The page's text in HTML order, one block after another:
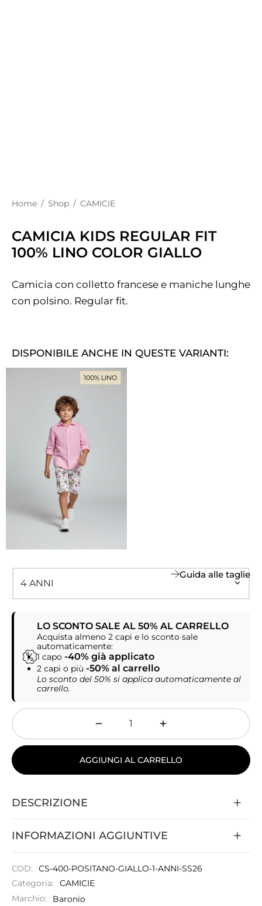
Home / Shop / CAMICIE
CAMICIA KIDS REGULAR FIT
100% LINO COLOR GIALLO
Camicia con colletto francese e maniche lunghe
con polsino. Regular fit.
DISPONIBILE ANCHE IN QUESTE VARIANTI:
100% LINO
Guida alle taglie
LO SCONTO SALE AL 50% AL CARRELLO
Acquista almeno 2 capi e lo sconto sale
automaticamente:
1 capo -40% già applicato
2 capi o più -50% al carrello
Lo sconto del 50% si applica automaticamente al
carrello.
AGGIUNGI AL CARRELLO
DESCRIZIONE
INFORMAZIONI AGGIUNTIVE
COD:
CS-400-POSITANO-GIALLO-1-ANNI-SS26
Categoria:
CAMICIE
Marchio:
Baronio